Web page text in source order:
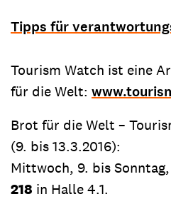
Tipps für
Tourism Watch ist eine
für die Welt:
Brot für die Welt –
(9. bis 13.3.2016):
Mittwoch, 9. bis Sonntag,
218 in Halle 4.1.